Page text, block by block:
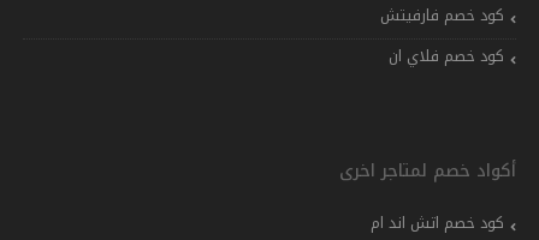
كود خصم فارفيتش
كود خصم فلاي ان
أكواد خصم لمتاجر اخرى
كود خصم اتش اند ام